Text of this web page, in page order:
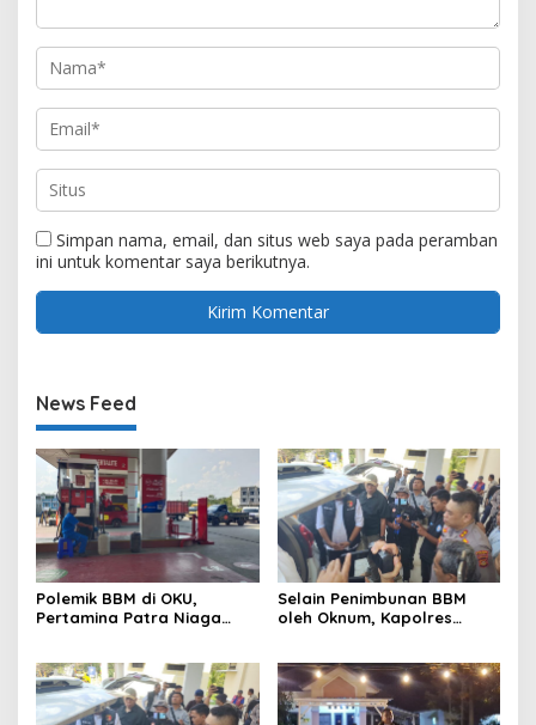
Simpan nama, email, dan situs web saya pada peramban
ini untuk komentar saya berikutnya.
News Feed
Polemik BBM di OKU,
Pertamina Patra Niaga
BBM Subsidi dan Perkuat
Pengawasan di Kabupaten
Ogan Komering Ulu
Selain Penimbunan BBM
oleh Oknum, Kapolres
Niaga Bungkam